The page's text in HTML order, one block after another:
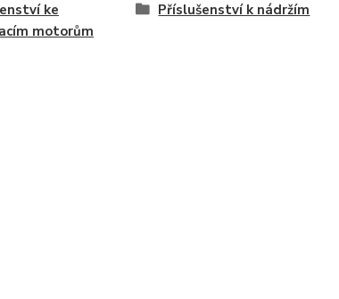
ke
motorům
Příslušenství k nádržím